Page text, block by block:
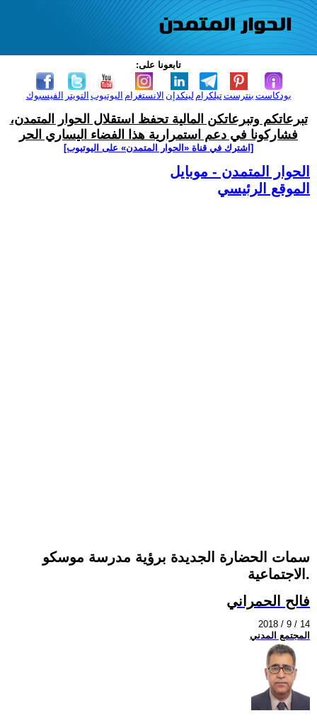
تابعونا على:
الفيسبوك التويتر اليوتيوب الانستغرام لينكدإن تيلكرامبنترست بودكاست
تبرعاتكم وتبرعاتكن المالية تحفظ استقلال الحوار المتمدن،
فشاركونا في دعم استمرارية هذا الفضاء اليساري الحر
[اشترك في قناة ‫«الحوار المتمدن» على اليوتيوب]
الحوار المتمدن - موبايل
الموقع الرئيسي
سمات الحضارة الجديدة برؤية مدرسة موسكو
الاجتماعية.
فالح الحمراني
2018 / 9 / 14
المجتمع المدني